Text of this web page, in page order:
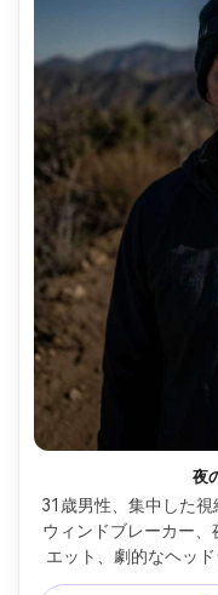
夜
31歳男性、集中した
ウィンドブレーカー
エット、劇的なヘッ
A7S III、35mm f/1.8